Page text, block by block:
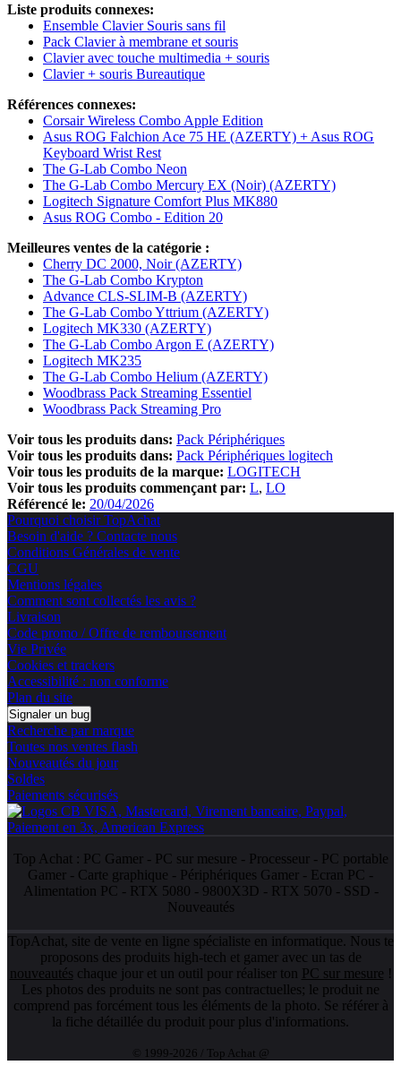
Liste produits connexes:
Ensemble Clavier Souris sans fil
Pack Clavier à membrane et souris
Clavier avec touche multimedia + souris
Clavier + souris Bureautique
Références connexes:
Corsair Wireless Combo Apple Edition
Asus ROG Falchion Ace 75 HE (AZERTY) + Asus ROG
Keyboard Wrist Rest
The G-Lab Combo Neon
The G-Lab Combo Mercury EX (Noir) (AZERTY)
Logitech Signature Comfort Plus MK880
Asus ROG Combo - Edition 20
Meilleures ventes de la catégorie :
Cherry DC 2000, Noir (AZERTY)
The G-Lab Combo Krypton
Advance CLS-SLIM-B (AZERTY)
The G-Lab Combo Yttrium (AZERTY)
Logitech MK330 (AZERTY)
The G-Lab Combo Argon E (AZERTY)
Logitech MK235
The G-Lab Combo Helium (AZERTY)
Woodbrass Pack Streaming Essentiel
Woodbrass Pack Streaming Pro
Voir tous les produits dans: Pack Périphériques
Voir tous les produits dans: Pack Périphériques logitech
Voir tous les produits de la marque: LOGITECH
Voir tous les produits commençant par: L LO
Référencé le: 20/04/2026
Pourquoi choisir TopAchat
Besoin d'aide ? Contacte nous
Conditions Générales de vente
CGU
Mentions légales
Comment sont collectés les avis ?
Livraison
Code promo / Offre de remboursement
Vie Privée
Cookies et trackers
Accessibilité : non conforme
Plan du site
Signaler un bug
Recherche par marque
Toutes nos ventes flash
Nouveautés du jour
Soldes
Paiements sécurisés
Top Achat : PC Gamer- PC sur mesure - Processeur- PC portable
Gamer - Carte graphique - Périphériques Gamer - Ecran PC -
Alimentation PC - RTX 5080 - 9800X3D - RTX 5070 - SSD -
Nouveautés
TopAchat, site de vente en ligne spécialiste en informatique. Nous te
proposons des produits high-tech et gamer avec un tas de
nouveautés chaque jour et un outil pour réaliser ton PC sur mesure !
Les photos des produits ne sont pas contractuelles; le produit ne
comprend pas forcément tous les éléments de la photo. Se référer à
la fiche détaillée du produit pour plus d'informations.
© 1999-2026 / Top Achat @